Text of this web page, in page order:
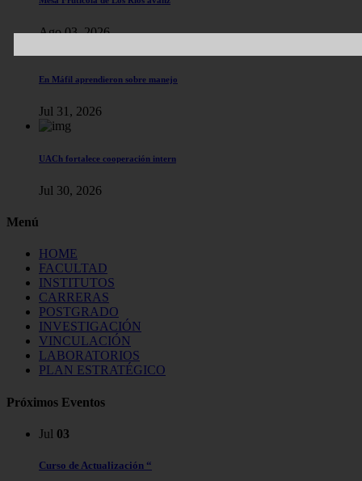
Ago 03, 2026
En Máfil aprendieron sobre manejo
Jul 31, 2026
UACh fortalece cooperación intern
Jul 30, 2026
Menú
HOME
FACULTAD
INSTITUTOS
CARRERAS
POSTGRADO
INVESTIGACIÓN
VINCULACIÓN
LABORATORIOS
PLAN ESTRATÉGICO
Próximos Eventos
Jul 03
Curso de Actualización “